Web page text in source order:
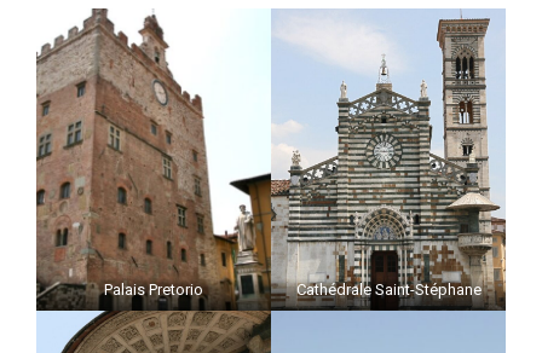
Palais Pretorio Cathédrale Saint-Stéphane